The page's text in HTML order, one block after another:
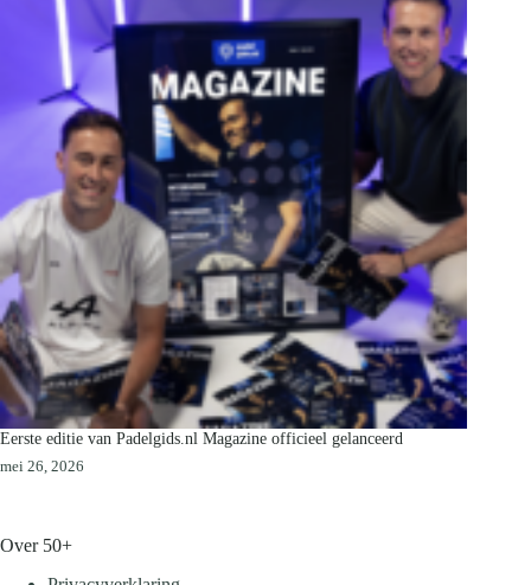
Eerste editie van Padelgids.nl Magazine officieel gelanceerd
mei 26, 2026
Over 50+